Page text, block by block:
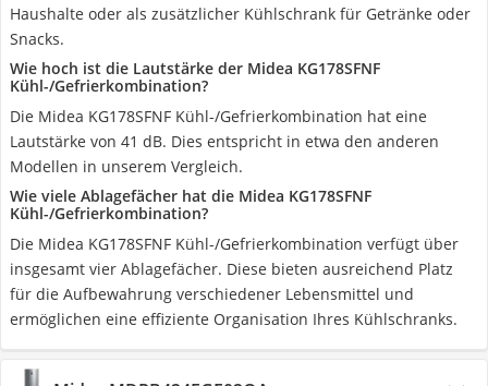
Haushalte oder als zusätzlicher Kühlschrank für Getränke oder
Snacks.
Wie hoch ist die Lautstärke der Midea KG178SFNF
Kühl-/Gefrierkombination?
Die Midea KG178SFNF Kühl-/Gefrierkombination hat eine
Lautstärke von 41 dB. Dies entspricht in etwa den anderen
Modellen in unserem Vergleich.
Wie viele Ablagefächer hat die Midea KG178SFNF
Kühl-/Gefrierkombination?
Die Midea KG178SFNF Kühl-/Gefrierkombination verfügt über
insgesamt vier Ablagefächer. Diese bieten ausreichend Platz
für die Aufbewahrung verschiedener Lebensmittel und
ermöglichen eine effiziente Organisation Ihres Kühlschranks.